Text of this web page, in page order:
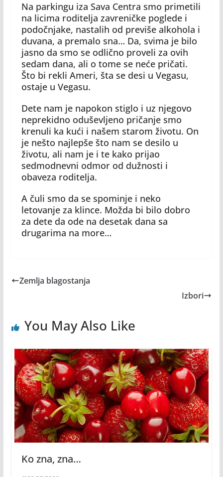
Na parkingu iza Sava Centra smo primetili
na licima roditelja zavreničke poglede i
podočnjake, nastalih od previše alkohola i
duvana, a premalo sna… Da, svima je bilo
jasno da smo se odlično proveli za ovih
sedam dana, ali o tome se neće pričati.
Što bi rekli Ameri, šta se desi u Vegasu,
ostaje u Vegasu.
Dete nam je napokon stiglo i uz njegovo
neprekidno oduševljeno pričanje smo
krenuli ka kući i našem starom životu. On
je nešto najlepše što nam se desilo u
životu, ali nam je i te kako prijao
sedmodnevni odmor od dužnosti i
obaveza roditelja.
A čuli smo da se spominje i neko
letovanje za klince. Možda bi bilo dobro
za dete da ode na desetak dana sa
drugarima na more…
Zemlja blagostanja
Izbori
You May Also Like
Ko zna, zna…